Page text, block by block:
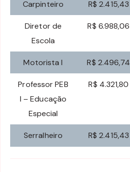
Carpinteiro R$ 2.415,43
Diretor de
Escola
R$ 6.988,06
Motorista I R$ 2.496,74
Professor PEB
I – Educação
Especial
R$ 4.321,80
Serralheiro R$ 2.415,43